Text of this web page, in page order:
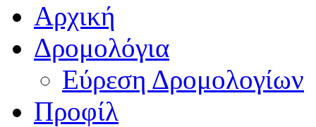
Αρχική
Δρομολόγια
Εύρεση Δρομολογίων
Προφίλ